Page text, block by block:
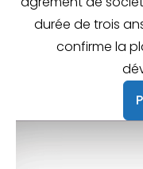
durée de trois
confirme la